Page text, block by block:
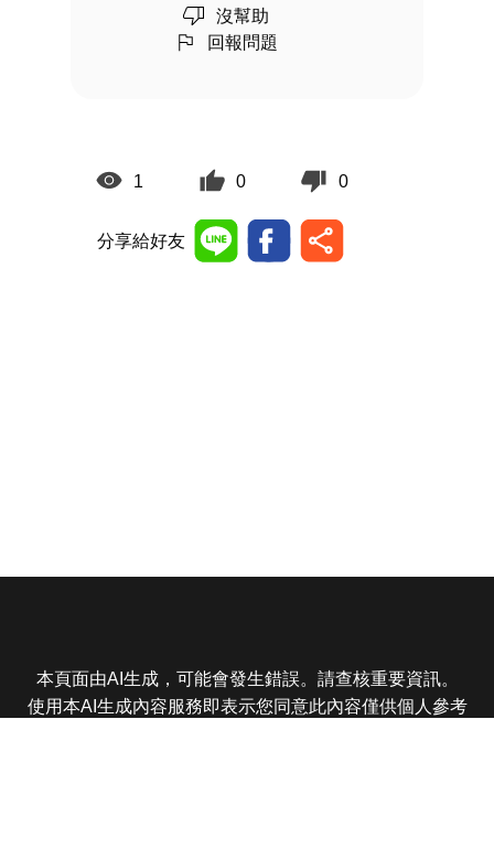
沒幫助
回報問題
1 0 0
分享給好友
本頁面由AI生成，可能會發生錯誤。請查核重要資訊。
使用本AI生成內容服務即表示您同意此內容僅供個人參考